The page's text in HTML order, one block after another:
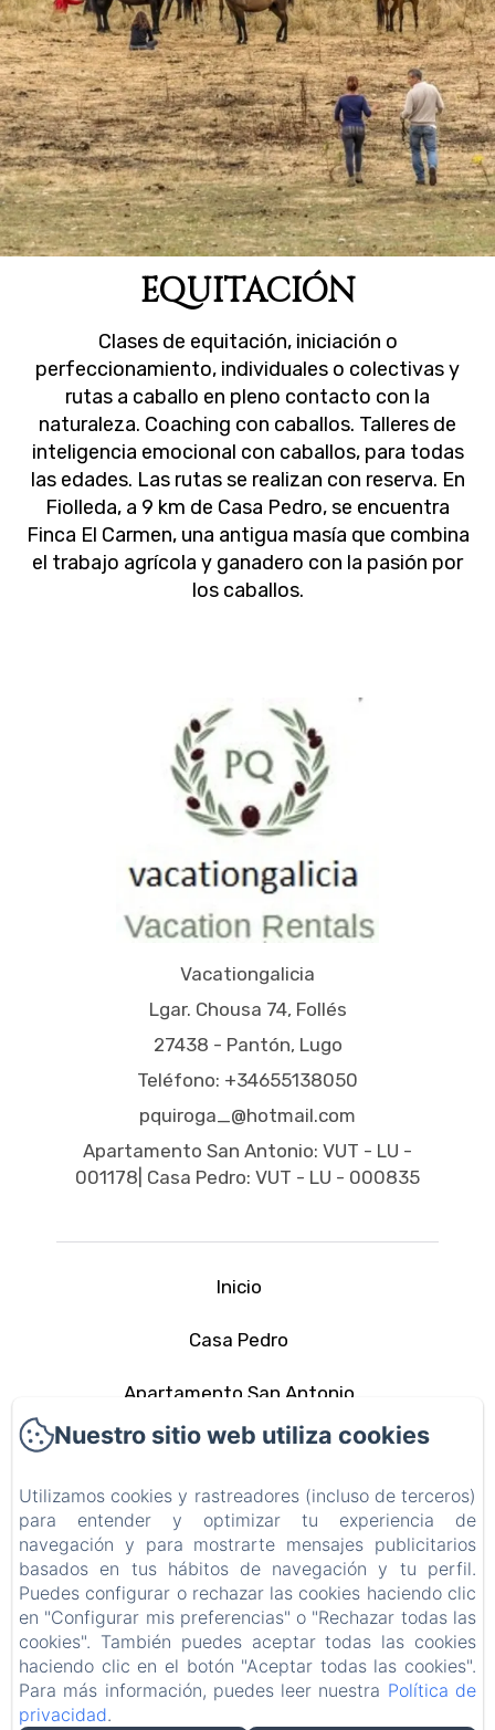
EQUITACIÓN
Clases de equitación, iniciación o
perfeccionamiento, individuales o colectivas y
rutas a caballo en pleno contacto con la
naturaleza. Coaching con caballos. Talleres de
inteligencia emocional con caballos, para todas
las edades. Las rutas se realizan con reserva. En
Fiolleda, a 9 km de Casa Pedro, se encuentra
Finca El Carmen, una antigua masía que combina
el trabajo agrícola y ganadero con la pasión por
los caballos.
Vacationgalicia
Lgar. Chousa 74, Follés
27438 - Pantón, Lugo
Teléfono: +34655138050
pquiroga_@hotmail.com
Apartamento San Antonio: VUT - LU -
001178| Casa Pedro: VUT - LU - 000835
Inicio
Casa Pedro
Apartamento San Antonio
La zona
Contacto
Política de privacidad
Información legal
Información sobre cookies
EN FR ES IT DE PT
Nuestro sitio web utiliza cookies
Utilizamos cookies y rastreadores (incluso de terceros)
para entender y optimizar tu experiencia de
navegación y para mostrarte mensajes publicitarios
basados en tus hábitos de navegación y tu perfil.
Puedes configurar o rechazar las cookies haciendo clic
en "Configurar mis preferencias" o "Rechazar todas las
cookies". También puedes aceptar todas las cookies
haciendo clic en el botón "Aceptar todas las cookies".
Para más información, puedes leer nuestra Política de
privacidad.